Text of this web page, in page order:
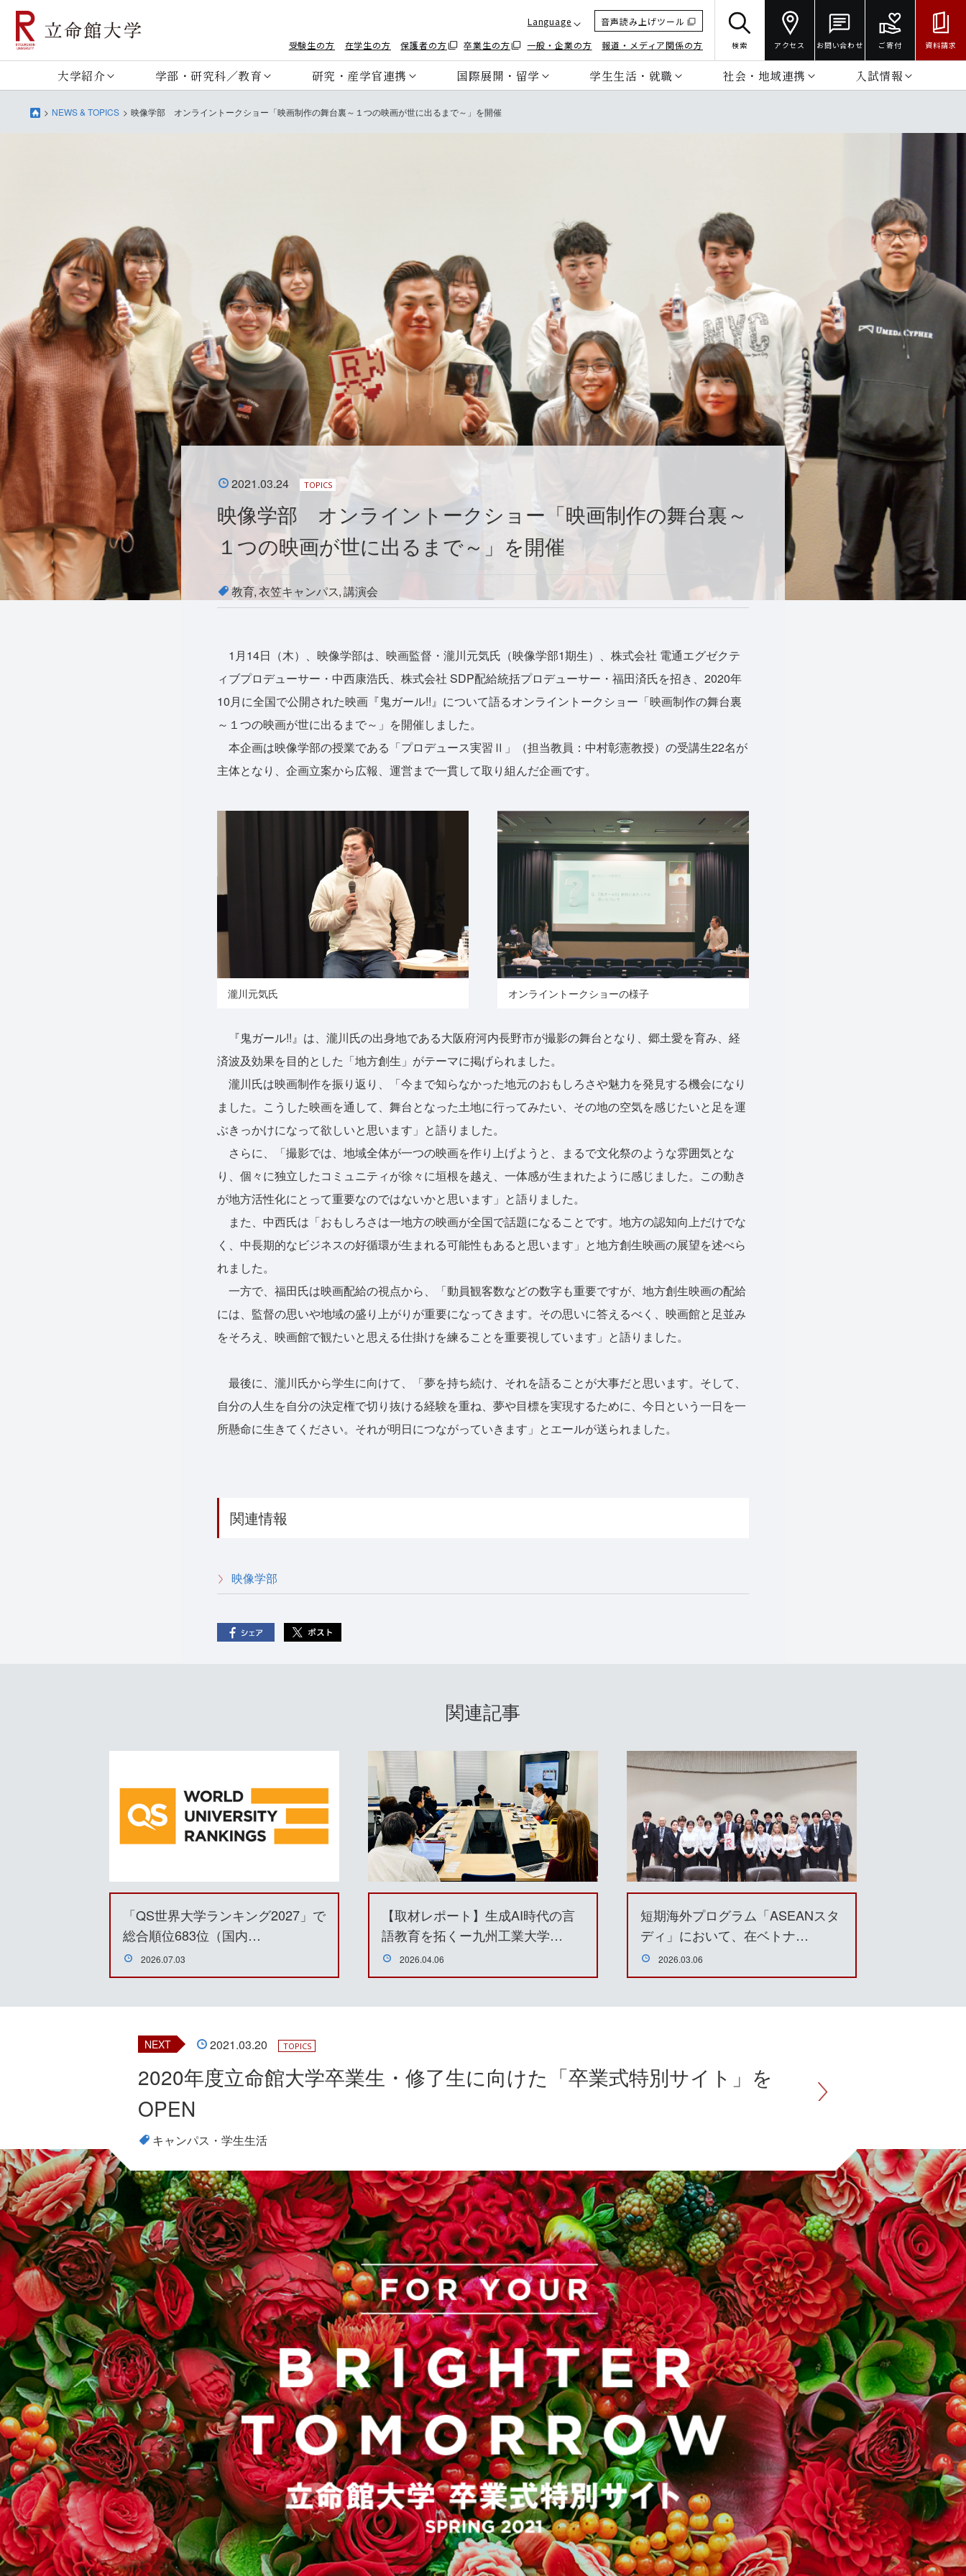
Language
音声読み上げツール
受験生の方
在学生の方 保護者の方 卒業生の方 一般・企業の方 報道・メディア関係の方 検索 アクセス お問い合わせ ご寄付 資料請求
大学紹介 学部・研究科／教育 研究・産学官連携 国際展開・留学 学生生活・就職 社会・地域連携 入試情報
NEWS & TOPICS 映像学部 オンライントークショー「映画制作の舞台裏～１つの映画が世に出るまで～」を開催
2021.03.24 TOPICS
映像学部 オンライントークショー「映画制作の舞台裏～
１つの映画が世に出るまで～」を開催
教育 衣笠キャンパス 講演会
1月14日（木）、映像学部は、映画監督・瀧川元気氏（映像学部1期生）、株式会社 電通エグゼクテ
ィブプロデューサー・中西康浩氏、株式会社 SDP配給統括プロデューサー・福田済氏を招き、2020年
10月に全国で公開された映画『鬼ガール!!』について語るオンライントークショー「映画制作の舞台裏
～１つの映画が世に出るまで～」を開催しました。
本企画は映像学部の授業である「プロデュース実習Ⅱ」（担当教員：中村彰憲教授）の受講生22名が
主体となり、企画立案から広報、運営まで一貫して取り組んだ企画です。
瀧川元気氏 オンライントークショーの様子
『鬼ガール!!』は、瀧川氏の出身地である大阪府河内長野市が撮影の舞台となり、郷土愛を育み、経
済波及効果を目的とした「地方創生」がテーマに掲げられました。
瀧川氏は映画制作を振り返り、「今まで知らなかった地元のおもしろさや魅力を発見する機会になり
ました。こうした映画を通して、舞台となった土地に行ってみたい、その地の空気を感じたいと足を運
ぶきっかけになって欲しいと思います」と語りました。
さらに、「撮影では、地域全体が一つの映画を作り上げようと、まるで文化祭のような雰囲気とな
り、個々に独立したコミュニティが徐々に垣根を越え、一体感が生まれたように感じました。この動き
が地方活性化にとって重要なのではないかと思います」と語りました。
また、中西氏は「おもしろさは一地方の映画が全国で話題になることです。地方の認知向上だけでな
く、中長期的なビジネスの好循環が生まれる可能性もあると思います」と地方創生映画の展望を述べら
れました。
一方で、福田氏は映画配給の視点から、「動員観客数などの数字も重要ですが、地方創生映画の配給
には、監督の思いや地域の盛り上がりが重要になってきます。その思いに答えるべく、映画館と足並み
をそろえ、映画館で観たいと思える仕掛けを練ることを重要視しています」と語りました。
最後に、瀧川氏から学生に向けて、「夢を持ち続け、それを語ることが大事だと思います。そして、
自分の人生を自分の決定権で切り抜ける経験を重ね、夢や目標を実現するために、今日という一日を一
所懸命に生きてください。それが明日につながっていきます」とエールが送られました。
関連情報
映像学部
関連記事
「QS世界大学ランキング2027」で
総合順位683位（国内…
2026.07.03
【取材レポート】⽣成AI時代の⾔
語教育を拓くー九州⼯業⼤学…
2026.04.06
短期海外プログラム「ASEANスタ
ディ」において、在ベトナ…
2026.03.06
NEXT 2021.03.20 TOPICS
2020年度立命館大学卒業生・修了生に向けた「卒業式特別サイト」を
OPEN
キャンパス・学生生活